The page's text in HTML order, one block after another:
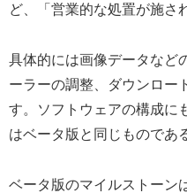
ど、「営業的な処置が施さ
具体的には画像データなど
ーラーの調整、ダウンロー
す。ソフトウェアの構成に
はベータ版と同じものであ
ベータ版のマイルストーン